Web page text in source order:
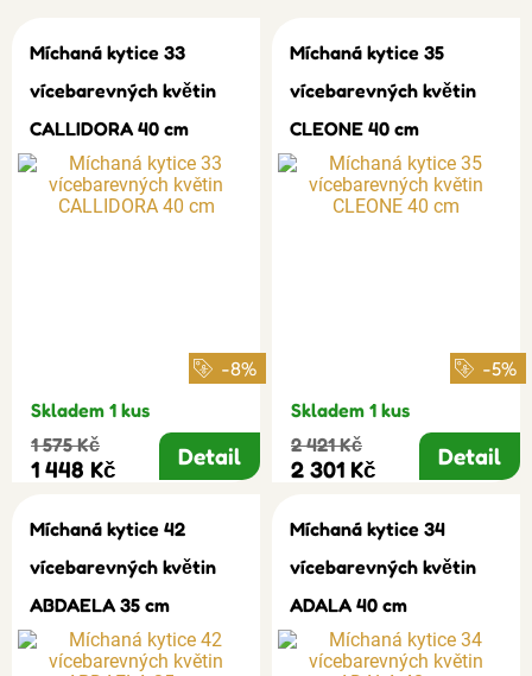
Míchaná kytice 33
vícebarevných květin
CALLIDORA 40 cm
-8%
Skladem 1 kus
1 575 Kč
1 448 Kč Detail
Míchaná kytice 35
vícebarevných květin
CLEONE 40 cm
-5%
Skladem 1 kus
2 421 Kč
2 301 Kč Detail
Míchaná kytice 42
vícebarevných květin
ABDAELA 35 cm
Míchaná kytice 34
vícebarevných květin
ADALA 40 cm